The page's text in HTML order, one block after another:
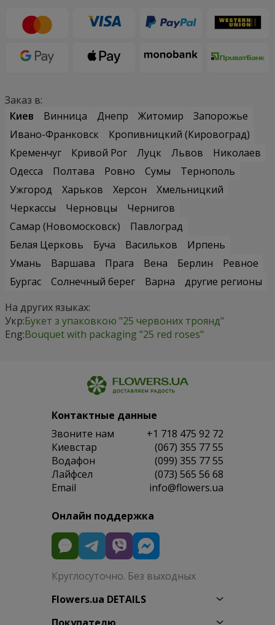
Заказ в:
Киев
Винница Днепр Житомир
Запорожье
Ивано-Франковск
Кропивницкий (Кировоград)
Кременчуг
Кривой Рог Луцк Львов
Николаев
Одесса
Полтава Ровно Сумы
Тернополь
Ужгород
Харьков Херсон
Хмельницкий
Черкассы
Черновцы
Чернигов
Самар (Новомосковск)
Павлоград
Белая Церковь
Буча Васильков
Ирпень
Умань
Варшава Прага Вена Берлин
Ревное
Бургас
Солнечный берег Варна
другие регионы
На других языках:
Укр:Букет з упаковкою "25 червоних троянд"
Eng:Bouquet with packaging "25 red roses"
Контактные данные
Звоните нам
+1 718 475 92 72
Киевстар
(067) 355 77 55
Водафон
(099) 355 77 55
Лайфсел
(073) 565 56 68
Email
info@flowers.ua
Онлайн поддержка
Круглосуточно. Без выходных
Flowers.ua DETAILS